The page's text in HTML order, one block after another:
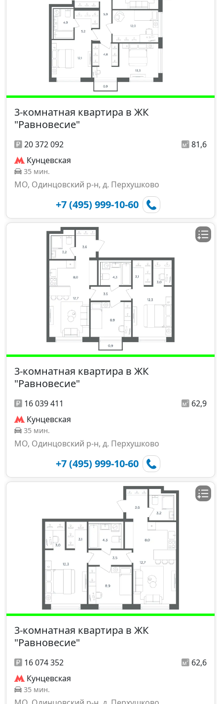
3-комнатная квартира в ЖК
"Равновесие"
20 372 092
81,6
Кунцевская
35 мин.
МО, Одинцовский р-н, д. Перхушково
+7 (495) 999-10-60
3-комнатная квартира в ЖК
"Равновесие"
16 039 411
62,9
Кунцевская
35 мин.
МО, Одинцовский р-н, д. Перхушково
+7 (495) 999-10-60
3-комнатная квартира в ЖК
"Равновесие"
16 074 352
62,6
Кунцевская
35 мин.